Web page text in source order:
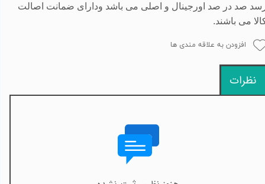
صد در صد اورجینال و اصلی می باشد ودارای ضمانت اصالت
می باشند.
افزودن به علاقه مندی ها
نظرات